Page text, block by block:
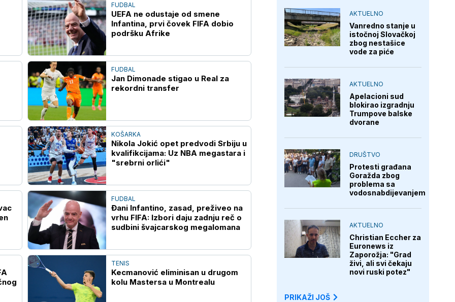
FUDBAL
UEFA ne odustaje od smene
Infantina, prvi čovek FIFA dobio
podršku Afrike
FUDBAL
Jan Dimonade stigao u Real za
rekordni transfer
KOŠARKA
Nikola Jokić opet predvodi Srbiju u
kvalifikcijama: Uz NBA megastara i
"srebrni orlići"
FUDBAL
Đani Infantino, zasad, preživeo na
vrhu FIFA: Izbori daju zadnju reč o
sudbini švajcarskog megalomana
TENIS
Kecmanović eliminisan u drugom
kolu Mastersa u Montrealu
AKTUELNO
Vanredno stanje u
istočnoj Slovačkoj
zbog nestašice
vode za piće
AKTUELNO
Apelacioni sud
blokirao izgradnju
Trumpove balske
dvorane
DRUŠTVO
Protesti građana
Goražda zbog
problema sa
vodosnabdijevanjem
AKTUELNO
Christian Eccher za
Euronews iz
Zaporožja: "Grad
živi, ali svi čekaju
novi ruski potez"
PRIKAŽI JOŠ